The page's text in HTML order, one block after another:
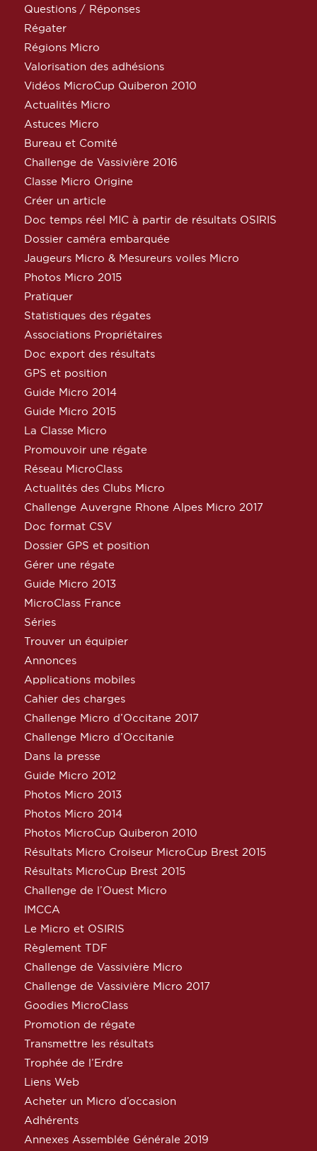
Questions / Réponses
Régater
Régions Micro
Valorisation des adhésions
Vidéos MicroCup Quiberon 2010
Actualités Micro
Astuces Micro
Bureau et Comité
Challenge de Vassivière 2016
Classe Micro Origine
Créer un article
Doc temps réel MIC à partir de résultats OSIRIS
Dossier caméra embarquée
Jaugeurs Micro & Mesureurs voiles Micro
Photos Micro 2015
Pratiquer
Statistiques des régates
Associations Propriétaires
Doc export des résultats
GPS et position
Guide Micro 2014
Guide Micro 2015
La Classe Micro
Promouvoir une régate
Réseau MicroClass
Actualités des Clubs Micro
Challenge Auvergne Rhone Alpes Micro 2017
Doc format CSV
Dossier GPS et position
Gérer une régate
Guide Micro 2013
MicroClass France
Séries
Trouver un équipier
Annonces
Applications mobiles
Cahier des charges
Challenge Micro d’Occitane 2017
Challenge Micro d’Occitanie
Dans la presse
Guide Micro 2012
Photos Micro 2013
Photos Micro 2014
Photos MicroCup Quiberon 2010
Résultats Micro Croiseur MicroCup Brest 2015
Résultats MicroCup Brest 2015
Challenge de l’Ouest Micro
IMCCA
Le Micro et OSIRIS
Règlement TDF
Challenge de Vassivière Micro
Challenge de Vassivière Micro 2017
Goodies MicroClass
Promotion de régate
Transmettre les résultats
Trophée de l’Erdre
Liens Web
Acheter un Micro d’occasion
Adhérents
Annexes Assemblée Générale 2019